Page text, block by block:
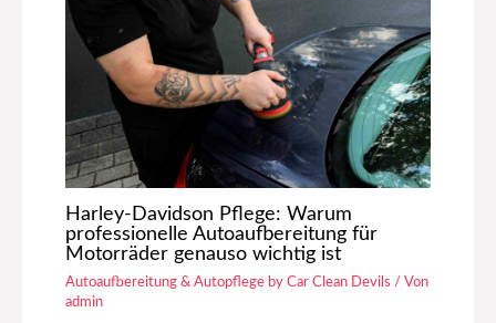
Harley-Davidson Pflege: Warum
professionelle Autoaufbereitung für
Motorräder genauso wichtig ist
Autoaufbereitung & Autopflege by Car Clean Devils / Von
admin